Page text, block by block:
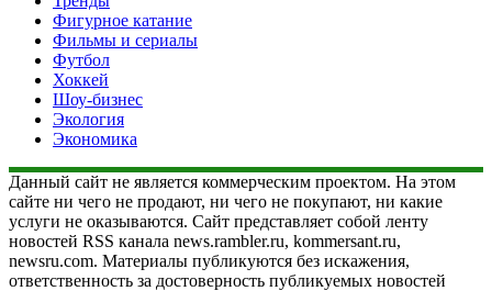
Фигурное катание
Фильмы и сериалы
Футбол
Хоккей
Шоу-бизнес
Экология
Экономика
Данный сайт не является коммерческим проектом. На этом
сайте ни чего не продают, ни чего не покупают, ни какие
услуги не оказываются. Сайт представляет собой ленту
новостей RSS канала news.rambler.ru, kommersant.ru,
newsru.com. Материалы публикуются без искажения,
ответственность за достоверность публикуемых новостей